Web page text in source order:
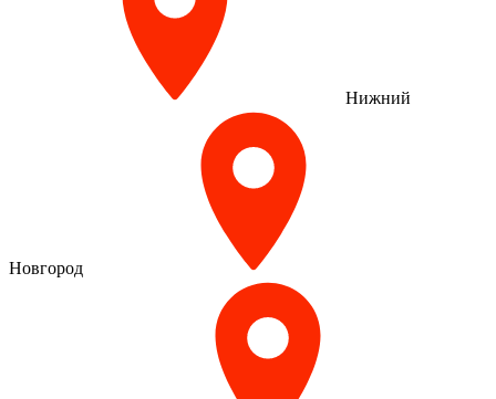
Нижний
Новгород